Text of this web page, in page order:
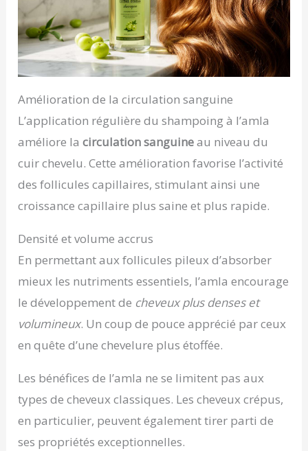
Amélioration de la circulation sanguine
L’application régulière du shampoing à l’amla
améliore lacirculation sanguineau niveau du
cuir chevelu. Cette amélioration favorise l’activité
des follicules capillaires, stimulant ainsi une
croissance capillaire plus saine et plus rapide.
Densité et volume accrus
En permettant aux follicules pileux d’absorber
mieux les nutriments essentiels, l’amla encourage
le développement de cheveux plus denses et
volumineux. Un coup de pouce apprécié par ceux
en quête d’une chevelure plus étoffée.
Les bénéfices de l’amla ne se limitent pas aux
types de cheveux classiques. Les cheveux crépus,
en particulier, peuvent également tirer parti de
ses propriétés exceptionnelles.